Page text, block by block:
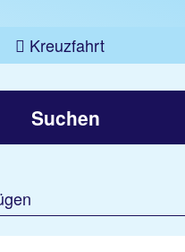
Kreuzfahrt
Suchen